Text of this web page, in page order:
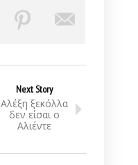
Next Story
Αλέξη ξεκόλλα
δεν είσαι ο
Αλιέντε